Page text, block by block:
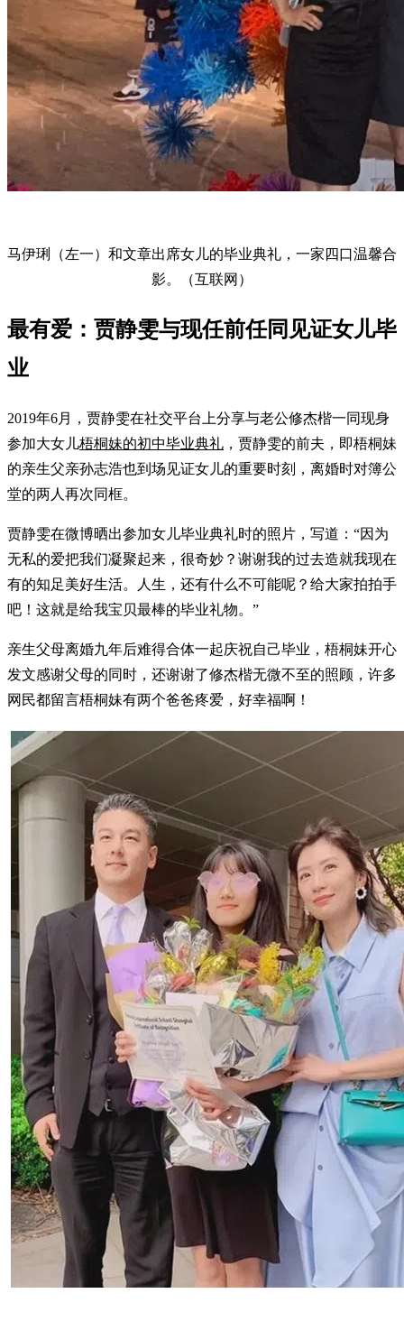
马伊琍（左一）和文章出席女儿的毕业典礼，一家四口温馨合
影。（互联网）
最有爱：贾静雯与现任前任同见证女儿毕
业
2019年6月，贾静雯在社交平台上分享与老公修杰楷一同现身
参加大女儿梧桐妹的初中毕业典礼 ，贾静雯的前夫，即梧桐妹
的亲生父亲孙志浩也到场见证女儿的重要时刻，离婚时对簿公
堂的两人再次同框。
贾静雯在微博晒出参加女儿毕业典礼时的照片，写道：“因为
无私的爱把我们凝聚起来，很奇妙？谢谢我的过去造就我现在
有的知足美好生活。人生，还有什么不可能呢？给大家拍拍手
吧！这就是给我宝贝最棒的毕业礼物。”
亲生父母离婚九年后难得合体一起庆祝自己毕业，梧桐妹开心
发文感谢父母的同时，还谢谢了修杰楷无微不至的照顾，许多
网民都留言梧桐妹有两个爸爸疼爱，好幸福啊！